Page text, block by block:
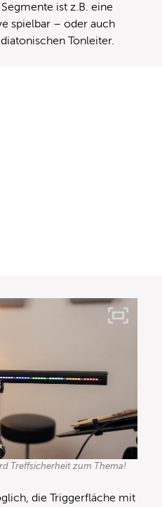
ist z.B. eine
spielbar – oder auch
Tonleiter.
Treffsicherheit zum Thema!
die Triggerfläche mit